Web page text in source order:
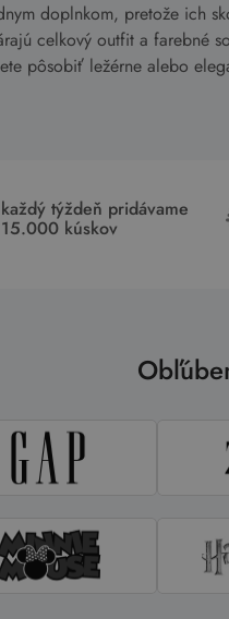
doplnkom, pretože ich
celkový outfit a farebné
pôsobiť ležérne alebo
každý týždeň pridávame
15.000 kúskov